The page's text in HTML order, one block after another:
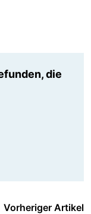
die
Vorheriger Artikel